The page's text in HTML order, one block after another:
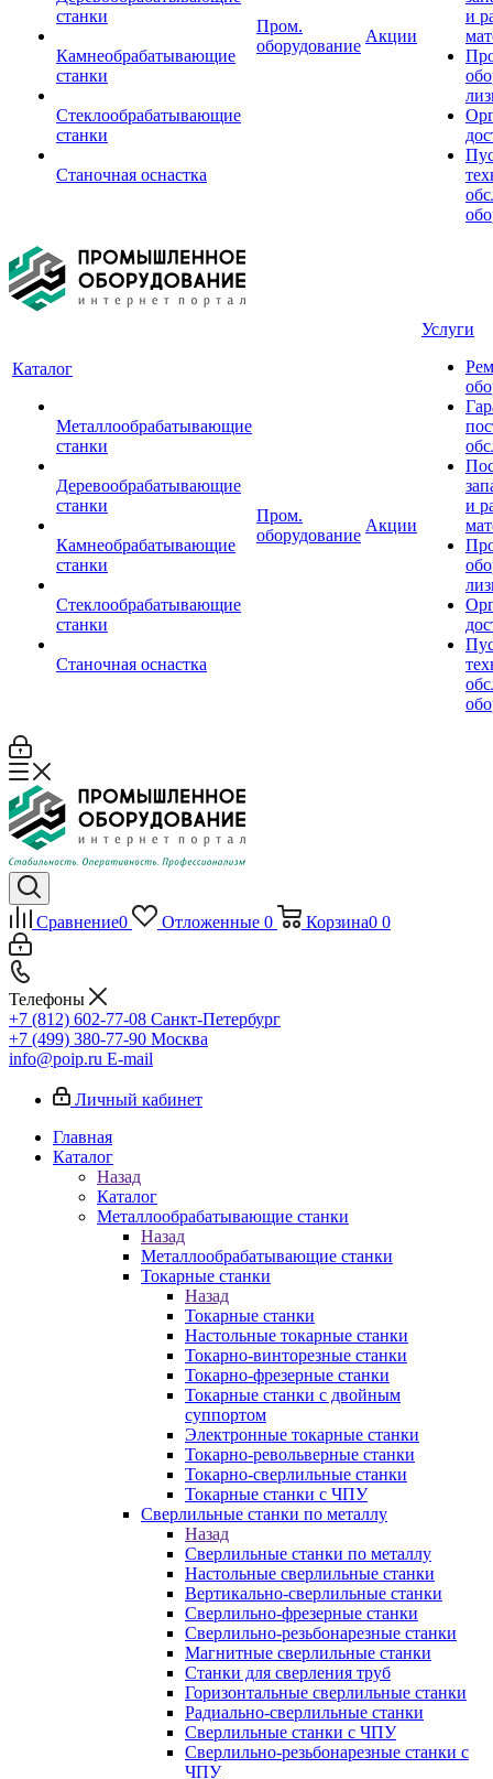
станки
Камнеобрабатывающие
станки
Стеклообрабатывающие
станки
Станочная оснастка
Пром.
оборудование
Акции
и
Каталог
Металлообрабатывающие
станки
Деревообрабатывающие
станки
Камнеобрабатывающие
станки
Стеклообрабатывающие
станки
Станочная оснастка
Пром.
оборудование
Акции
Услуги
и
Сравнение0 Отложенные 0 Корзина0 0
Телефоны
+7 (812) 602-77-08 Санкт-Петербург
+7 (499) 380-77-90 Москва
info@poip.ru E-mail
Личный кабинет
Главная
Каталог
Назад
Каталог
Металлообрабатывающие станки
Назад
Металлообрабатывающие станки
Токарные станки
Назад
Токарные станки
Настольные токарные станки
Токарно-винторезные станки
Токарно-фрезерные станки
Токарные станки с двойным
суппортом
Электронные токарные станки
Токарно-револьверные станки
Токарно-сверлильные станки
Токарные станки с ЧПУ
Сверлильные станки по металлу
Назад
Сверлильные станки по металлу
Настольные сверлильные станки
Вертикально-сверлильные станки
Сверлильно-фрезерные станки
Сверлильно-резьбонарезные станки
Магнитные сверлильные станки
Станки для сверления труб
Горизонтальные сверлильные станки
Радиально-сверлильные станки
Сверлильные станки с ЧПУ
Сверлильно-резьбонарезные станки с
ЧПУ